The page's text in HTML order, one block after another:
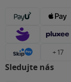
+ 17
Sledujte nás